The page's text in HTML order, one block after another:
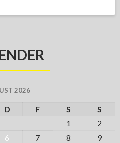
2026
D F S
S
1
2
6 7 8
9